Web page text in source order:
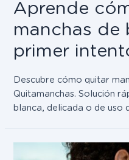
Aprende
manchas
primer
Descubre cómo quitar
Quitamanchas. Solución
blanca, delicada o de uso